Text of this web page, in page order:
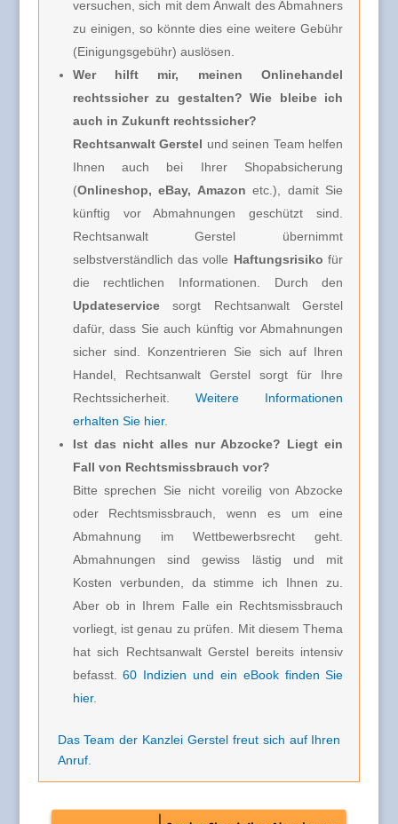
versuchen, sich mit dem Anwalt des Abmahners
zu einigen, so könnte dies eine weitere Gebühr
(Einigungsgebühr) auslösen.
Wer hilft mir, meinen Onlinehandel
rechtssicher zu gestalten? Wie bleibe ich
auch in Zukunft rechtssicher?
Rechtsanwalt Gerstel und seinen Team helfen
Ihnen auch bei Ihrer Shopabsicherung
(Onlineshop, eBay, Amazon etc.), damit Sie
künftig vor Abmahnungen geschützt sind.
Rechtsanwalt Gerstel übernimmt
selbstverständlich das volle Haftungsrisiko für
die rechtlichen Informationen. Durch den
Updateservicesorgt Rechtsanwalt Gerstel
dafür, dass Sie auch künftig vor Abmahnungen
sicher sind. Konzentrieren Sie sich auf Ihren
Handel, Rechtsanwalt Gerstel sorgt für Ihre
Rechtssicherheit. Weitere Informationen
erhalten Sie hier.
Ist das nicht alles nur Abzocke? Liegt ein
Fall von Rechtsmissbrauch vor?
Bitte sprechen Sie nicht voreilig von Abzocke
oder Rechtsmissbrauch, wenn es um eine
Abmahnung im Wettbewerbsrecht geht.
Abmahnungen sind gewiss lästig und mit
Kosten verbunden, da stimme ich Ihnen zu.
Aber ob in Ihrem Falle ein Rechtsmissbrauch
vorliegt, ist genau zu prüfen. Mit diesem Thema
hat sich Rechtsanwalt Gerstel bereits intensiv
befasst.60 Indizien und ein eBook finden Sie
hier.
Das Team der Kanzlei Gerstel freut sich auf Ihren
Anruf.